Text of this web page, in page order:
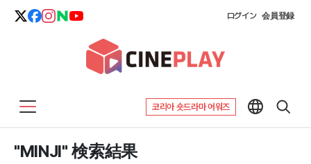
ログイン 会員登録
코리아 숏드라마 어워즈
"MINJI" 検索結果